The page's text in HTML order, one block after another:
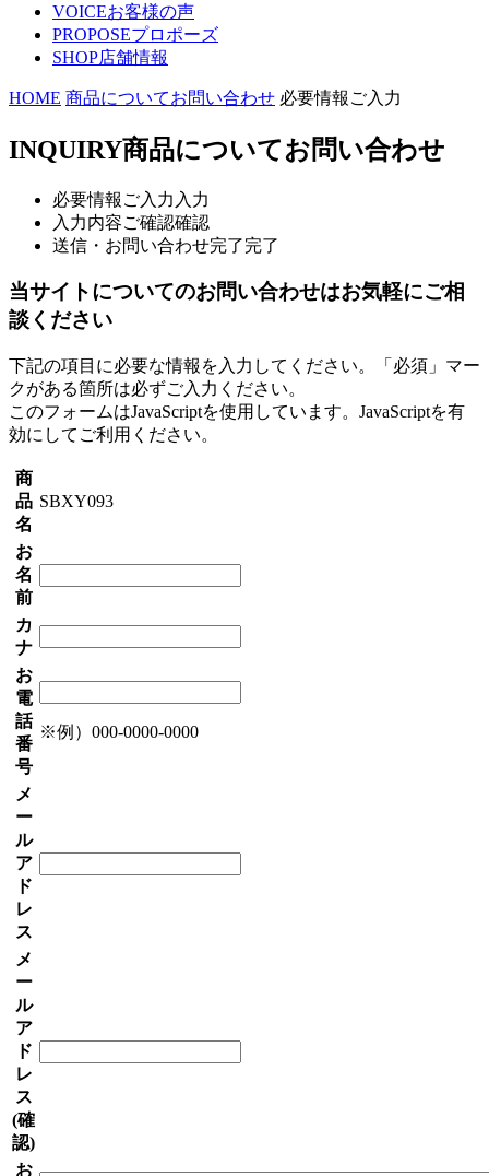
VOICEお客様の声
PROPOSEプロポーズ
SHOP店舗情報
HOME 商品についてお問い合わせ 必要情報ご入力
INQUIRY商品についてお問い合わせ
必要情報ご入力 入力
入力内容ご確認確認
送信・お問い合わせ完了完了
当サイトについてのお問い合わせはお気軽にご相
談ください
下記の項目に必要な情報を入力してください。「必須」マー
クがある箇所は必ずご入力ください。
このフォームはJavaScriptを使用しています。JavaScriptを有
効にしてご利用ください。
商
品
名
SBXY093
お
名
前
カ
ナ
お
電
話
番
号
※例）000-0000-0000
メ
ー
ル
ア
ド
レ
ス
メ
ー
ル
ア
ド
レ
ス
(確
認)
お